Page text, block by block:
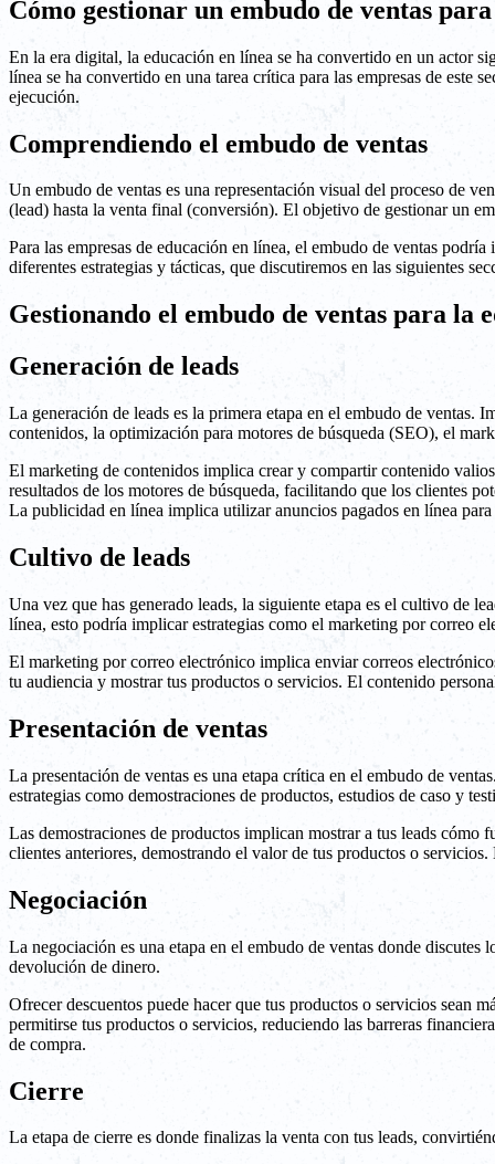
Cómo gestionar un embudo de ventas
En la era digital, la educación en línea se ha convertido en un actor
línea se ha convertido en una tarea crítica para las empresas de este
ejecución.
Comprendiendo el embudo de ventas
Un embudo de ventas es una representación visual del proceso de
(lead) hasta la venta final (conversión). El objetivo de gestionar un
Para las empresas de educación en línea, el embudo de ventas
diferentes estrategias y tácticas, que discutiremos en las siguientes
Gestionando el embudo de ventas para la
Generación de leads
La generación de leads es la primera etapa en el embudo de ventas.
contenidos, la optimización para motores de búsqueda (SEO), el
El marketing de contenidos implica crear y compartir contenido
resultados de los motores de búsqueda, facilitando que los clientes
La publicidad en línea implica utilizar anuncios pagados en línea
Cultivo de leads
Una vez que has generado leads, la siguiente etapa es el cultivo de
línea, esto podría implicar estrategias como el marketing por correo
El marketing por correo electrónico implica enviar correos
tu audiencia y mostrar tus productos o servicios. El contenido
Presentación de ventas
La presentación de ventas es una etapa crítica en el embudo de
estrategias como demostraciones de productos, estudios de caso y
Las demostraciones de productos implican mostrar a tus leads
clientes anteriores, demostrando el valor de tus productos o
Negociación
La negociación es una etapa en el embudo de ventas donde
devolución de dinero.
Ofrecer descuentos puede hacer que tus productos o servicios sean
permitirse tus productos o servicios, reduciendo las barreras
de compra.
Cierre
La etapa de cierre es donde finalizas la venta con tus leads,